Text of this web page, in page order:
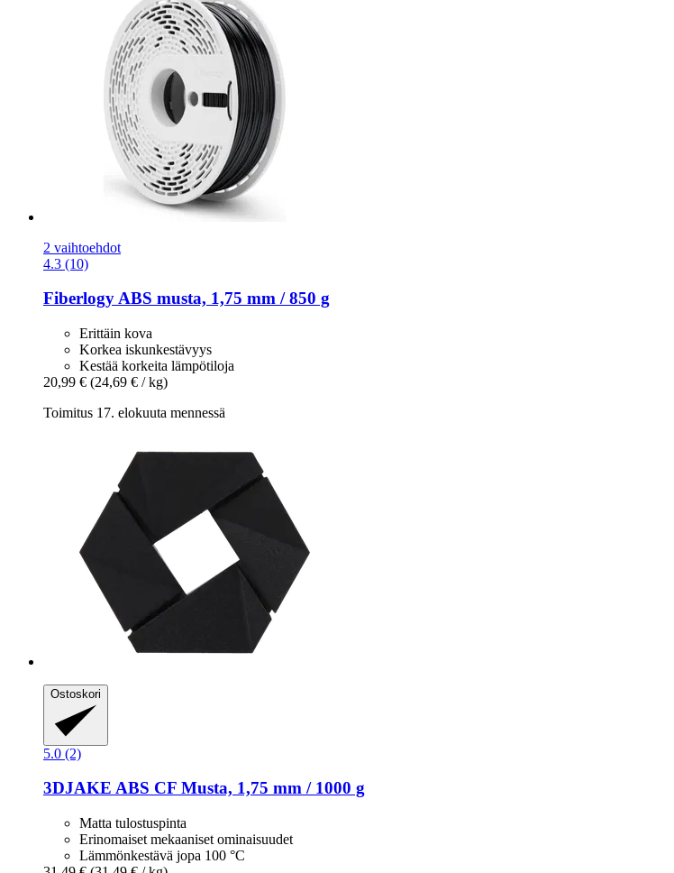
2 vaihtoehdot
4.3 (10)
FiberlogyABS musta, 1,75 mm / 850 g
Erittäin kova
Korkea iskunkestävyys
Kestää korkeita lämpötiloja
20,99 € (24,69 € / kg)
Toimitus 17. elokuuta mennessä
Ostoskori
5.0 (2)
3DJAKE ABS CF Musta, 1,75 mm / 1000 g
Matta tulostuspinta
Erinomaiset mekaaniset ominaisuudet
Lämmönkestävä jopa 100 °C